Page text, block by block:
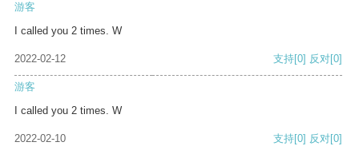
游客
I called you 2 times. W
2022-02-12 支持[0] 反对[0]
游客
I called you 2 times. W
2022-02-10 支持[0] 反对[0]